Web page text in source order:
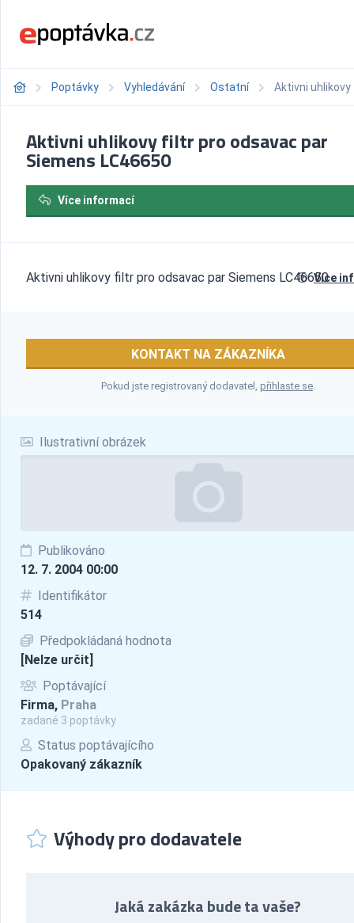
Poptávky Vyhledávání Ostatní Aktivni
Ilustrativní obrázek
Publikováno
12. 7. 2004 00:00
Identifikátor
514
Předpokládaná hodnota
[Nelze určit]
Poptávající
Firma, Praha
zadané 3 poptávky
Status poptávajícího
Opakovaný zákazník
Aktivni uhlikovy filtr pro odsavac par
Siemens LC46650
Více informací
Aktivni uhlikovy filtr pro odsavac par Siemens LC46650
Více
KONTAKT NA ZÁKAZNÍKA
Pokud jste registrovaný dodavatel, přihlaste se.
Výhody pro dodavatele
Jaká zakázka bude ta vaše?